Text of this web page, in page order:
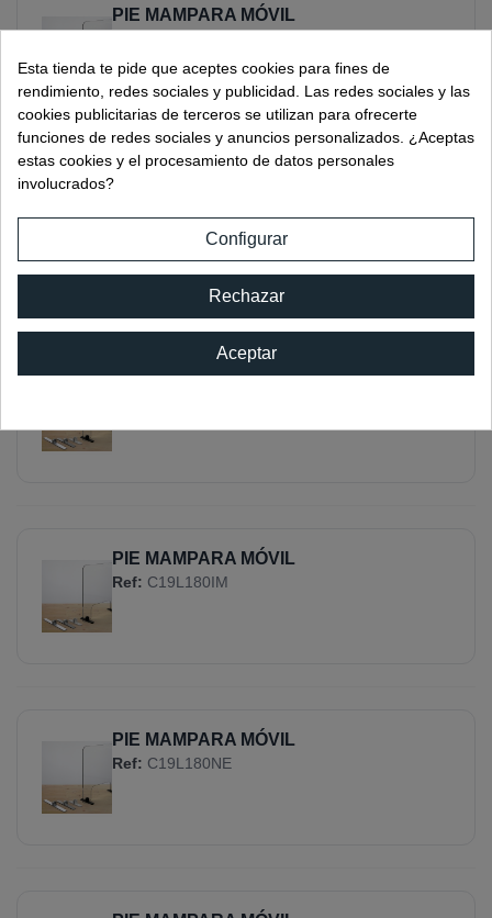
PIE MAMPARA MÓVIL
Ref:C19L180BL
PIE MAMPARA MÓVIL
PIE MAMPARA MÓVIL
Ref: C19L180IM
PIE MAMPARA MÓVIL
Ref: C19L180NE
Esta tienda te pide que aceptes cookies para fines de
rendimiento, redes sociales y publicidad. Las redes sociales y las
cookies publicitarias de terceros se utilizan para ofrecerte
funciones de redes sociales y anuncios personalizados. ¿Aceptas
estas cookies y el procesamiento de datos personales
involucrados?
Configurar
Rechazar
Aceptar